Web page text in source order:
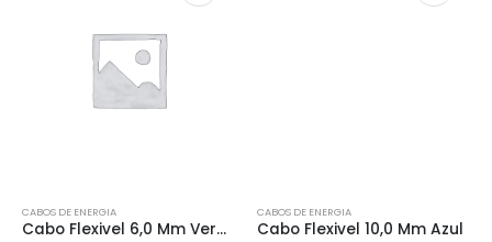
CABOS DE ENERGIA
Cabo Flexivel 6,0 Mm Vermelho
CABOS DE ENERGIA
Cabo Flexivel 10,0 Mm Azul